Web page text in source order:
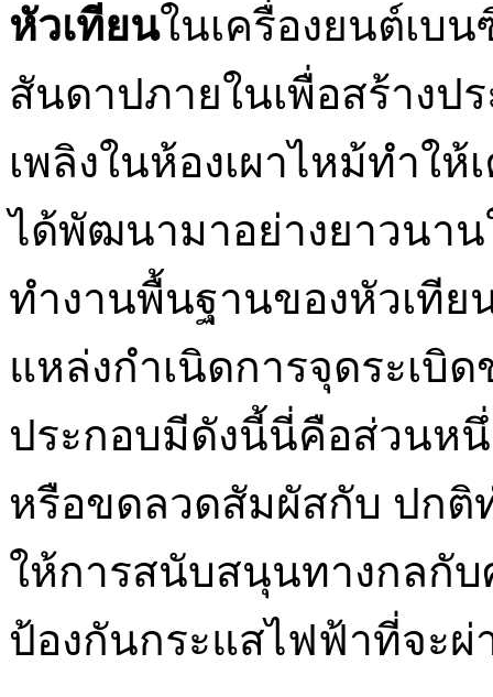
หัวเทียนในเครื่องยนต์เบ
สันดาปภายในเพื่อสร้างป
เพลิงในห้องเผาไหม้ทำใ
ได้พัฒนามาอย่างยาวนา
ทำงานพื้นฐานของหัวเที
แหล่งกำเนิดการจุดระเบิ
ประกอบมีดังนี้นี่คือส่วนห
หรือขดลวดสัมผัสกับ ปกติ
ให้การสนับสนุนทางกลกั
ป้องกันกระแสไฟฟ้าที่จะผ่